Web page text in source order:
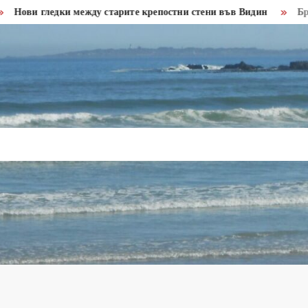
между старите крепостни стени във Видин Бракониери